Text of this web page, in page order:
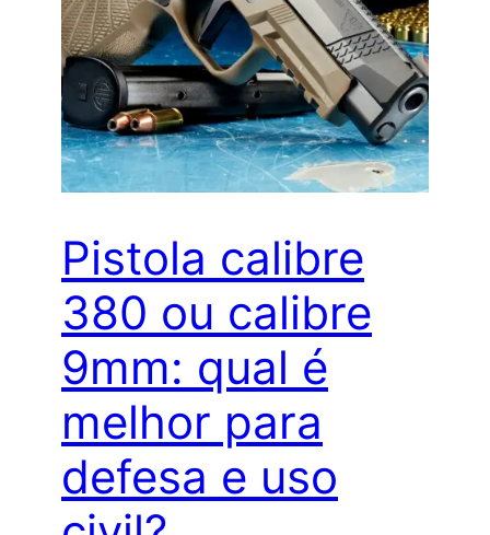
Pistola calibre
380 ou calibre
9mm: qual é
melhor para
defesa e uso